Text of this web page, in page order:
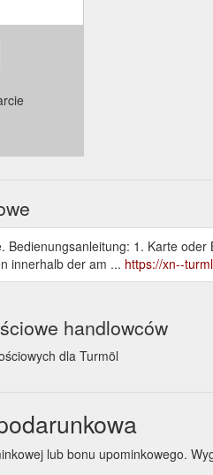
Bedienungsanleitung: 1. Karte
innerhalb der am ... https://xn--
handlowców
dla Turmöl
lub bonu upominkowego.